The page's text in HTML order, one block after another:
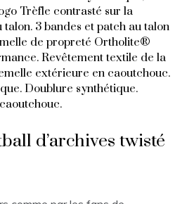
Trèfle contrasté sur la
3 bandes et patch au talon
de propreté Ortholite®
Revêtement textile de la
extérieure en caoutchouc.
Doublure synthétique.
d’archives twisté